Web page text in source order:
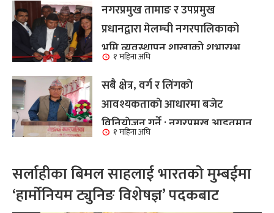
नगरप्रमुख तामाङ र उपप्रमुख
प्रधानद्वारा मेलम्ची नगरपालिकाको
भूमि व्यवस्थापन शाखाको शुभारम्भ
कार्य सम्पन्न
१ महिना अघि
सबै क्षेत्र, वर्ग र लिंगकाे
आवश्यकताकाे आधारमा बजेट
विनियाेजन गर्ने : नगरप्रमुख आइतमान
तामाङ
१ महिना अघि
सर्लाहीका बिमल साहलाई भारतको मुम्बईमा
‘हार्मोनियम ट्युनिङ विशेषज्ञ’ पदकबाट